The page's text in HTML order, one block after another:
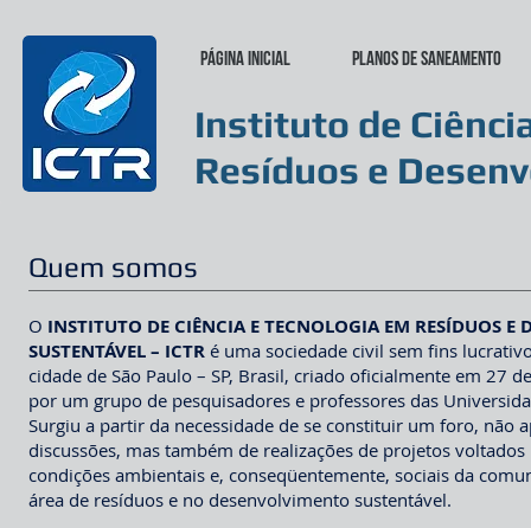
Página inicial Planos de Saneamento
Instituto de
Resíduos e
Quem somos
O INSTITUTO DE CIÊNCIA E TECNOLOGIA EM RESÍDUOS E
SUSTENTÁVEL – ICTR é uma sociedade civil sem fins
cidade de São Paulo – SP, Brasil, criado oficialmente em 27
por um grupo de pesquisadores e professores das
Surgiu a partir da necessidade de se constituir um foro, não
discussões, mas também de realizações de projetos
condições ambientais e, conseqüentemente, sociais da
área de resíduos e no desenvolvimento sustentável.